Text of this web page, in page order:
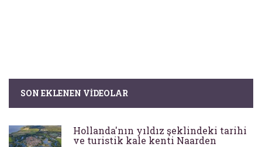
SON EKLENEN VIDEOLAR
Hollanda'nın yıldız şeklindeki tarihi
ve turistik kale kenti Naarden